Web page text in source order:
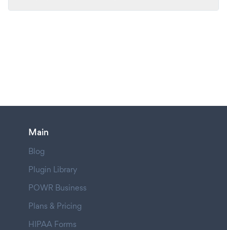
Main
Blog
Plugin Library
POWR Business
Plans & Pricing
HIPAA Forms